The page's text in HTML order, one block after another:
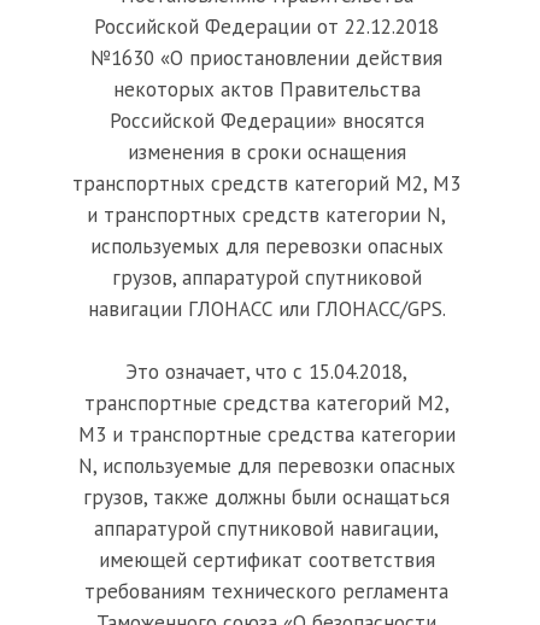
Российской Федерации от 22.12.2018
№1630 «О приостановлении действия
некоторых актов Правительства
Российской Федерации» вносятся
изменения в сроки оснащения
транспортных средств категорий М2, М3
и транспортных средств категории N,
используемых для перевозки опасных
грузов, аппаратурой спутниковой
навигации ГЛОНАСС или ГЛОНАСС/GPS.
Это означает, что с 15.04.2018,
транспортные средства категорий М2,
М3 и транспортные средства категории
N, используемые для перевозки опасных
грузов, также должны были оснащаться
аппаратурой спутниковой навигации,
имеющей сертификат соответствия
требованиям технического регламента
24